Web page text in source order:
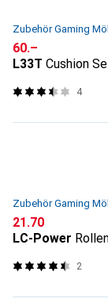
Zubehör Gaming
CHF
60.–
L33T Cushion
4
Zubehör Gaming
CHF
21.70
LC-Power
2